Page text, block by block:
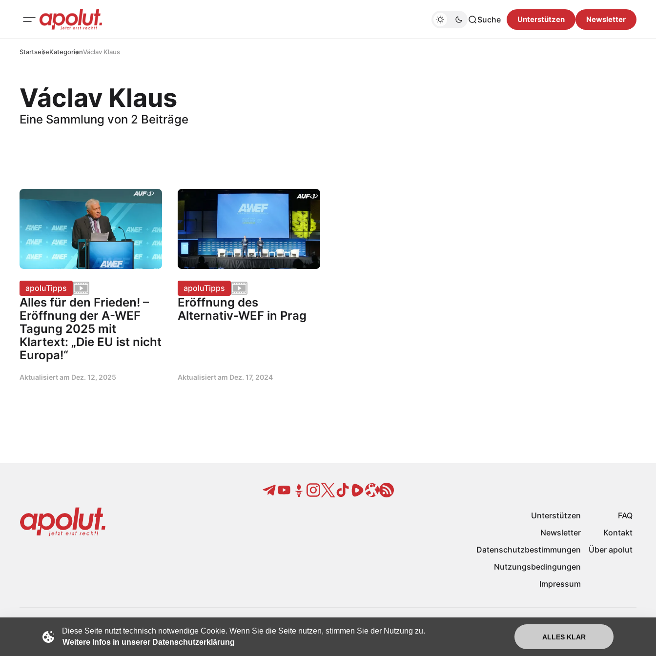
Suche Unterstützen Newsletter
StartseiteKategorienVáclav Klaus
Václav Klaus
Eine Sammlung von 2 Beiträge
apoluTipps
Alles für den Frieden! –
Eröffnung der A-WEF
Tagung 2025 mit
Klartext: „Die EU ist nicht
Europa!“
Aktualisiert am Dez. 12, 2025
apoluTipps
Eröffnung des
Alternativ-WEF in Prag
Aktualisiert am Dez. 17, 2024
Unterstützen
Newsletter
Datenschutzbestimmungen
Nutzungsbedingungen
Impressum
FAQ
Kontakt
Über apolut
Copyright © 2024 apolut | Jetzt erst recht!. Published apolut Creatives Ltd.
Diese Seite nutzt technisch notwendige Cookie. Wenn Sie die Seite nutzen, stimmen Sie der Nutzung zu.
Weitere Infos in unserer Datenschutzerklärung
ALLES KLAR